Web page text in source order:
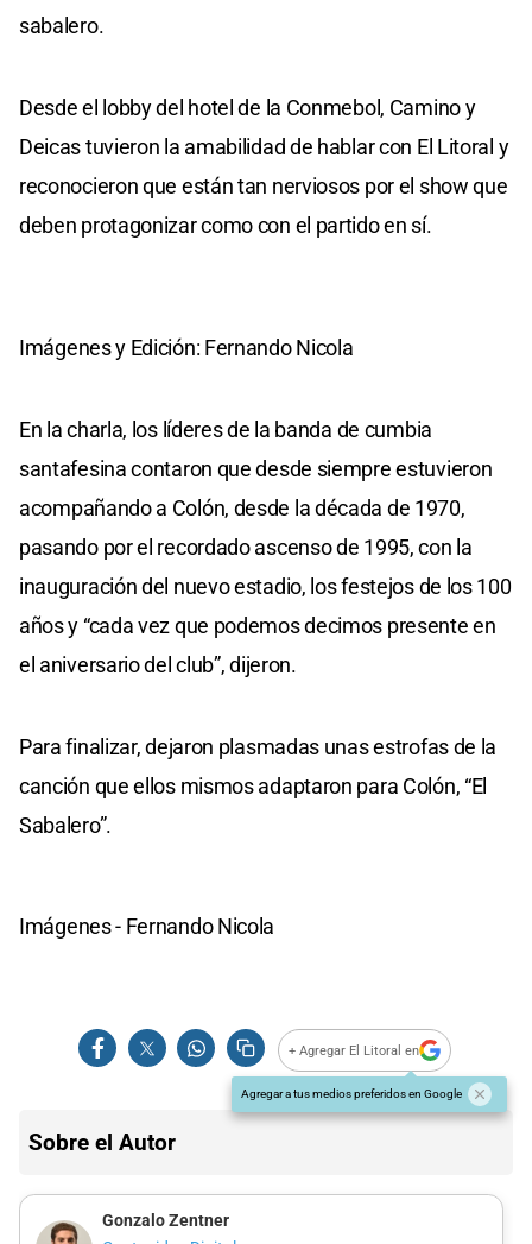
sabalero.
Desde el lobby del hotel de la Conmebol, Camino y
Deicas tuvieron la amabilidad de hablar con El Litoral y
reconocieron que están tan nerviosos por el show que
deben protagonizar como con el partido en sí.
Imágenes y Edición: Fernando Nicola
En la charla, los líderes de la banda de cumbia
santafesina contaron que desde siempre estuvieron
acompañando a Colón, desde la década de 1970,
pasando por el recordado ascenso de 1995, con la
inauguración del nuevo estadio, los festejos de los 100
años y “cada vez que podemos decimos presente en
el aniversario del club”, dijeron.
Para finalizar, dejaron plasmadas unas estrofas de la
canción que ellos mismos adaptaron para Colón, “El
Sabalero”.
Imágenes - Fernando Nicola
+ Agregar El Litoral en
Agregar a tus medios preferidos en Google
Sobre el Autor
Gonzalo Zentner